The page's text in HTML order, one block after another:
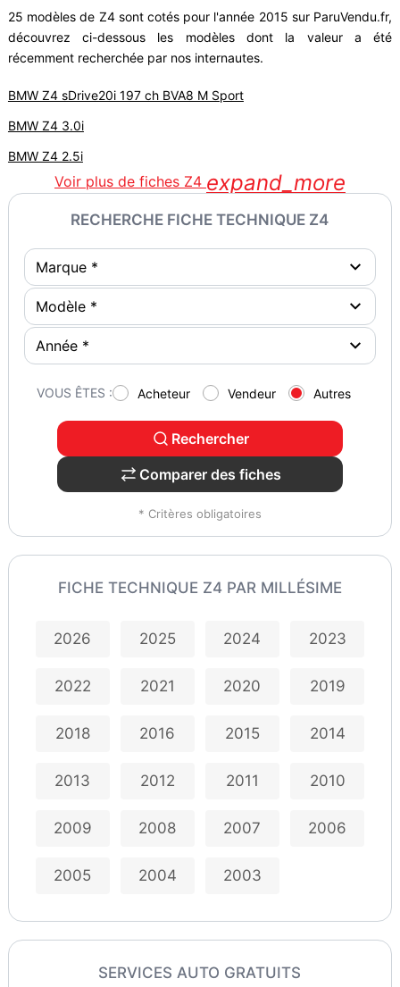
25 modèles de Z4 sont cotés pour l'année 2015 sur ParuVendu.fr,
découvrez ci-dessous les modèles dont la valeur a été
récemment recherchée par nos internautes.
BMW Z4 sDrive20i 197 ch BVA8 M Sport
BMW Z4 3.0i
BMW Z4 2.5i
Voir plus de fiches Z4 expand_more
RECHERCHE FICHE TECHNIQUE Z4
VOUS ÊTES : Acheteur Vendeur Autres
Rechercher
Comparer des fiches
* Critères obligatoires
FICHE TECHNIQUE Z4 PAR MILLÉSIME
2026 2025 2024 2023
2022 2021 2020 2019
2018 2016 2015 2014
2013 2012 2011 2010
2009 2008 2007 2006
2005 2004 2003
SERVICES AUTO GRATUITS